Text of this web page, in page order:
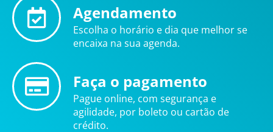
Agendamento
Escolha o horário e dia que melhor se
encaixa na sua agenda.
Faça o pagamento
Pague online, com segurança e
agilidade, por boleto ou cartão de
crédito.